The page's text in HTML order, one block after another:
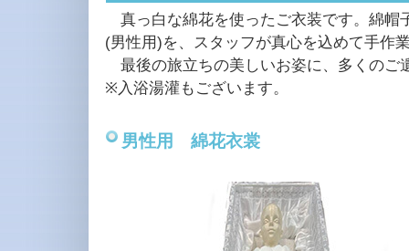
真っ白な綿花を使ったご衣装です。綿帽
(男性用)を、スタッフが真心を込めて手作
最後の旅立ちの美しいお姿に、多くのご
※入浴湯灌もございます。
男性用 綿花衣裳